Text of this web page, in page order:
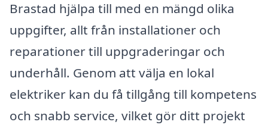
Brastad hjälpa till med en mängd olika
uppgifter, allt från installationer och
reparationer till uppgraderingar och
underhåll. Genom att välja en lokal
elektriker kan du få tillgång till kompetens
och snabb service, vilket gör ditt projekt